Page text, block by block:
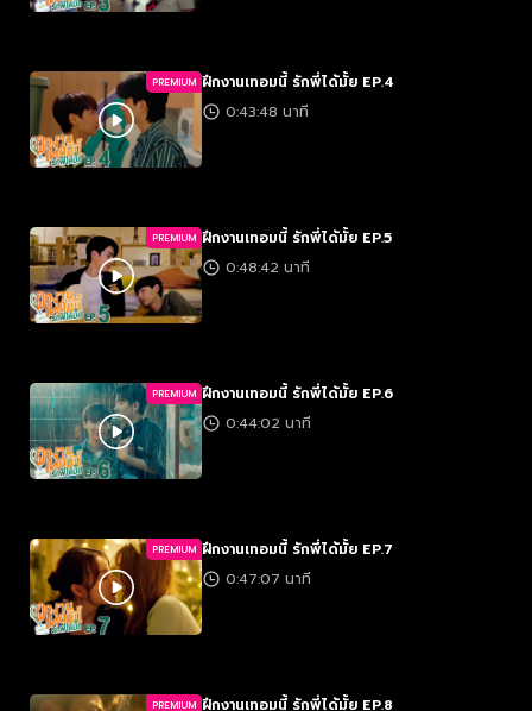
PREMIUM ฝึกงานเทอมนี้ รักพี่ได้มั้ย EP.4
0:43:48 นาที
PREMIUM ฝึกงานเทอมนี้ รักพี่ได้มั้ย EP.5
0:48:42 นาที
PREMIUM ฝึกงานเทอมนี้ รักพี่ได้มั้ย EP.6
0:44:02 นาที
PREMIUM ฝึกงานเทอมนี้ รักพี่ได้มั้ย EP.7
0:47:07 นาที
PREMIUM ฝึกงานเทอมนี้ รักพี่ได้มั้ย EP.8